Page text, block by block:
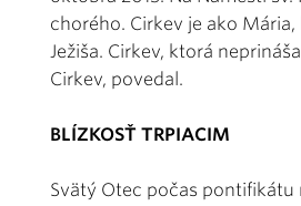
chorého. Cirkev je ako
Ježiša. Cirkev, ktorá
Cirkev, povedal.
BLÍZKOSŤ TRPIACIM
Svätý Otec počas pontifikátu